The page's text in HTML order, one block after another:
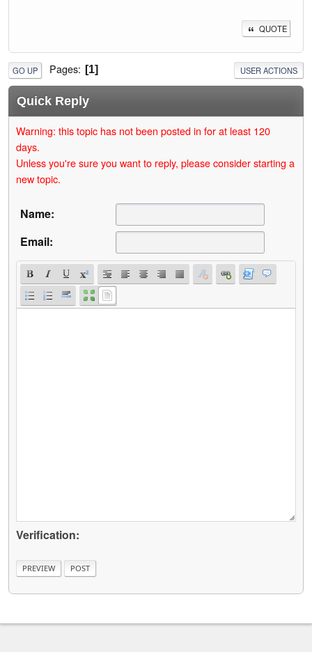
QUOTE
GO UP Pages 1 USER ACTIONS
Quick Reply
Warning: this topic has not been posted in for at least 120
days.
Unless you're sure you want to reply, please consider starting a
new topic.
Name:
Email:
Verification: